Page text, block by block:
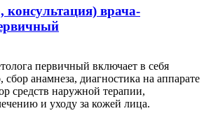
врача-
первичный включает в себя
анамнеза, диагностика на аппарате
средств наружной терапии,
и уходу за кожей лица.